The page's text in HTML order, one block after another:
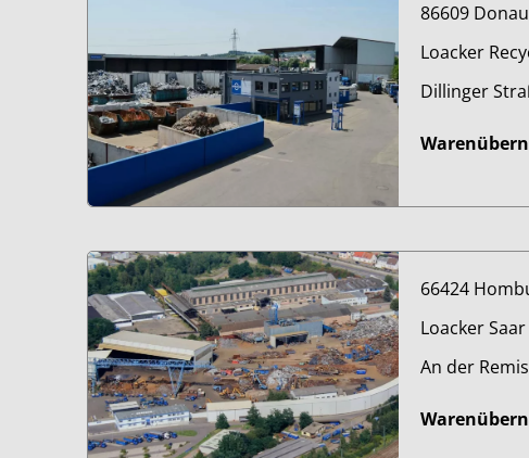
86609
Loacker
Dillinger
66424
Loacker
An der